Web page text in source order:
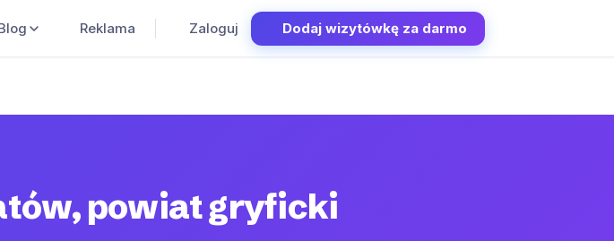
Reklama Zaloguj Dodaj wizytówkę za darmo
powiat gryficki